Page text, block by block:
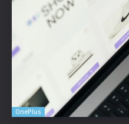
OnePlus